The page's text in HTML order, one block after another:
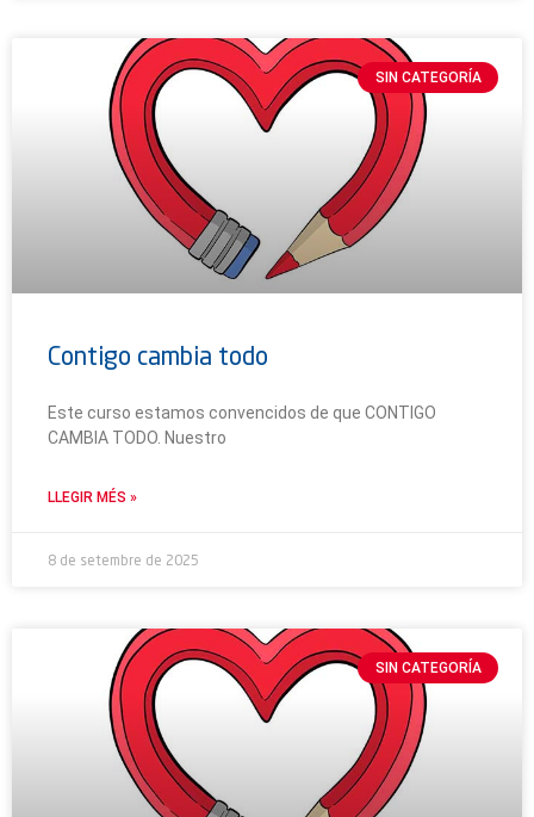
SIN CATEGORÍA
Contigo cambia todo
Este curso estamos convencidos de que CONTIGO
CAMBIA TODO. Nuestro
LLEGIR MÉS »
8 de setembre de 2025
SIN CATEGORÍA